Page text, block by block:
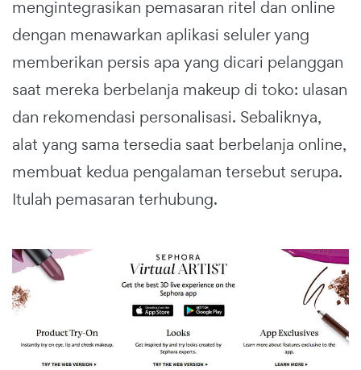
mengintegrasikan pemasaran ritel dan online
dengan menawarkan aplikasi seluler yang
memberikan persis apa yang dicari pelanggan
saat mereka berbelanja makeup di toko: ulasan
dan rekomendasi personalisasi. Sebaliknya,
alat yang sama tersedia saat berbelanja online,
membuat kedua pengalaman tersebut serupa.
Itulah pemasaran terhubung.